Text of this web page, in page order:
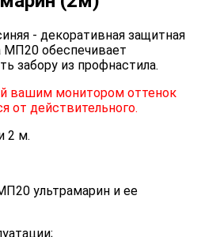
- декоративная защитная
МП20 обеспечивает
забору из профнастила.
вашим монитором оттенок
от действительного.
2 м.
ультрамарин и ее